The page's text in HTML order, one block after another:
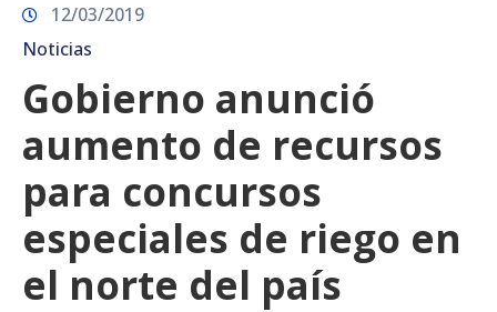
12/03/2019
Noticias
Gobierno anunció
aumento de recursos
para concursos
especiales de riego en
el norte del país